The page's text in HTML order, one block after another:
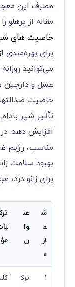
مصرف این
مقاله از پرهلو
خاصیت های شیر
برای بهره‌مندی
می‌توانید
عسل و دارچین
خاصیت
تأثیر شیر
افزایش دهد.
مناسب، رژیم
بهبود سلامت
برای زانو درد،
ش
م
ار
ه
عن
وا
ن
1
ترک